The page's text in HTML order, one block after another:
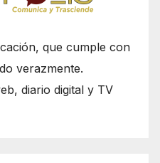
que cumple con
verazmente.
diario digital y TV